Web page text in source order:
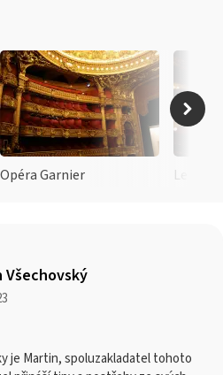
Opéra Garnier Le
Všechovský
je Martin, spoluzakladatel tohoto